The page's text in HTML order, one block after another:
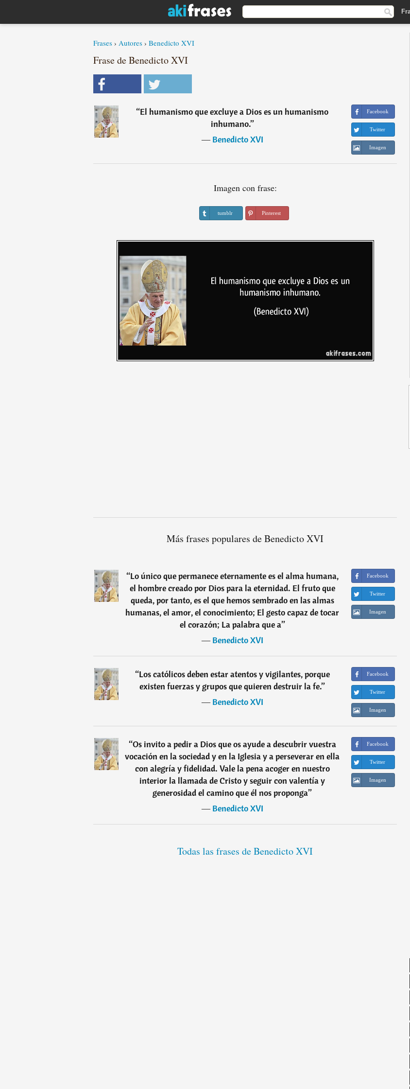
Frases › Autores › Benedicto XVI
Frase de Benedicto XVI
“El humanismo que excluye a Dios es un humanismo
inhumano.”
―Benedicto XVI
Facebook
Twitter
Imagen
Imagen con frase:
tumblr Pinterest
Más frases populares de Benedicto XVI
“Lo único que permanece eternamente es el alma humana,
el hombre creado por Dios para la eternidad. El fruto que
queda, por tanto, es el que hemos sembrado en las almas
humanas, el amor, el conocimiento; El gesto capaz de tocar
el corazón; La palabra que a”
―Benedicto XVI
Facebook
Twitter
Imagen
“Los católicos deben estar atentos y vigilantes, porque
existen fuerzas y grupos que quieren destruir la fe.”
―Benedicto XVI
Facebook
Twitter
Imagen
“Os invito a pedir a Dios que os ayude a descubrir vuestra
vocación en la sociedad y en la Iglesia y a perseverar en ella
con alegría y fidelidad. Vale la pena acoger en nuestro
interior la llamada de Cristo y seguir con valentía y
generosidad el camino que él nos proponga”
―Benedicto XVI
Facebook
Twitter
Imagen
Todas las frases de Benedicto XVI